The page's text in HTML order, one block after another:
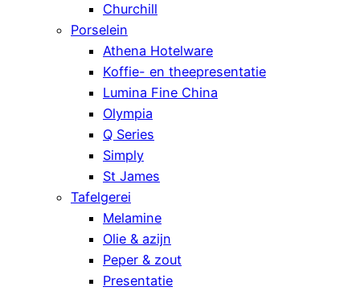
Churchill
Porselein
Athena Hotelware
Koffie- en theepresentatie
Lumina Fine China
Olympia
Q Series
Simply
St James
Tafelgerei
Melamine
Olie & azijn
Peper & zout
Presentatie